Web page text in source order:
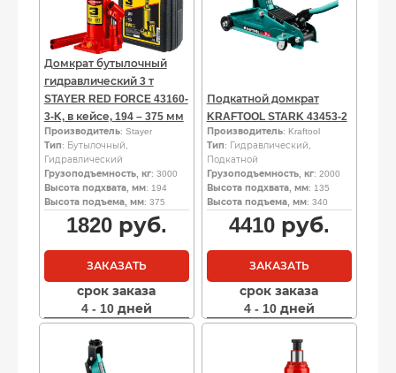
Домкрат бутылочный
гидравлический 3 т
STAYER RED FORCE 43160-
3-K, в кейсе, 194 – 375 мм
Производитель: Stayer
Тип: Бутылочный,
Гидравлический
Грузоподъемность, кг: 3000
Высота подхвата, мм: 194
Высота подъема, мм: 375
1820руб.
ЗАКАЗАТЬ
срок заказа
4 - 10 дней
Подкатной домкрат
KRAFTOOL STARK 43453-2
Производитель: Kraftool
Тип: Гидравлический,
Подкатной
Грузоподъемность, кг: 2000
Высота подхвата, мм: 135
Высота подъема, мм: 340
4410руб.
ЗАКАЗАТЬ
срок заказа
4 - 10 дней